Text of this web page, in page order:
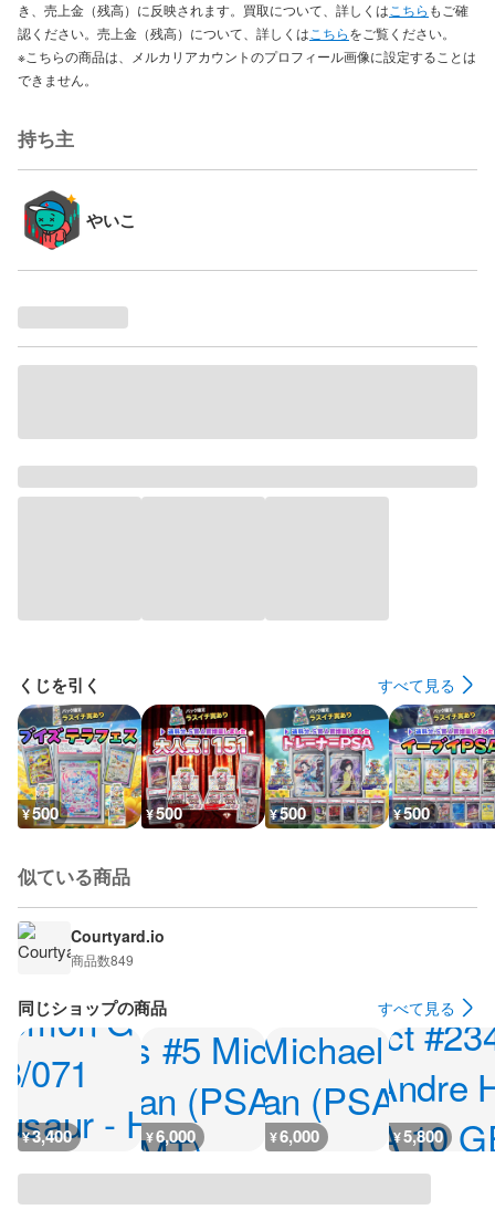
き、売上金（残高）に反映されます。買取について、詳しくは こちら もご確
認ください。売上金（残高）について、詳しくは こちらをご覧ください。
※こちらの商品は、メルカリアカウントのプロフィール画像に設定することは
できません。
持ち主
やいこ
くじを引く すべて見る
¥500 ¥500 ¥500 ¥500
似ている商品
Courtyard.io
商品数849
同じショップの商品 すべて見る
¥3,400 ¥6,000 ¥6,000 ¥5,800